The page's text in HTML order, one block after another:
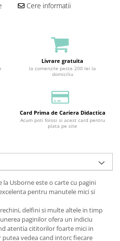
Cere informatii
Livrare gratuita
la comenzile peste 200 lei la
domiciliu
Card Prima de Cariera Didactica
Acum poti folosi si acest card pentru
plata pe site
la Usborne este o carte cu pagini
pentru manutele mici si
delfini si multe altele in timp
paginilor ofera un indiciu
atentia cititorilor foarte mici in
putea vedea cand intorc fiecare